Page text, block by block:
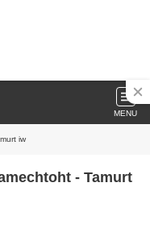
MENU
iw
- Tamurt